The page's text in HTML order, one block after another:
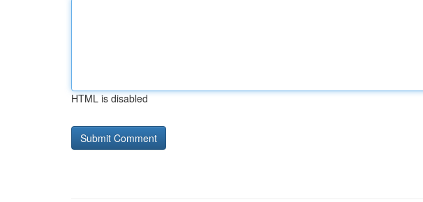
HTML is disabled